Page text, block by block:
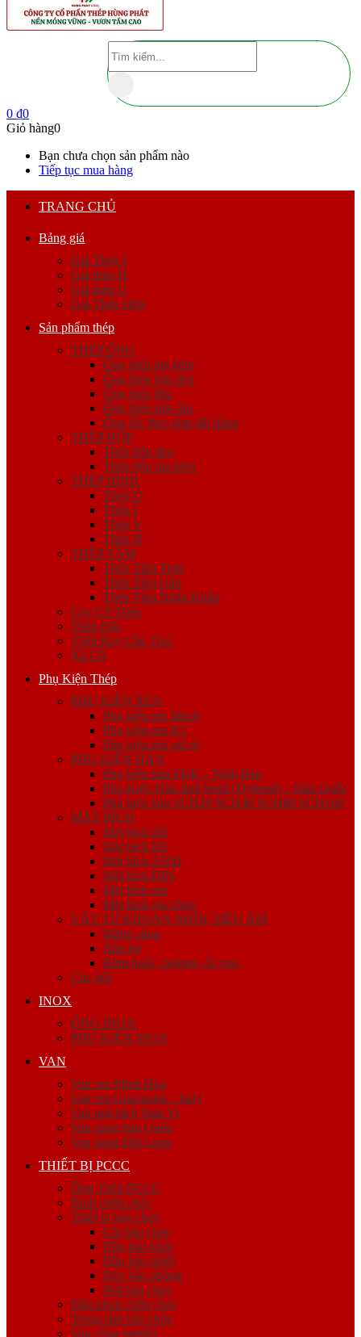
0 ₫0
Giỏ hàng0
Bạn chưa chọn sản phẩm nào
Tiếp tục mua hàng
TRANG CHỦ
Bảng giá
Giá Thép I
Giá thép H
Giá thép U
Giá Thép Hộp
Sản phẩm thép
THÉP ỐNG
Ống thép mạ kẽm
Ống thép hàn đen
Ống thép đúc
Ống thép siêu âm
Ống lốc theo đơn đặt hàng
THÉP HỘP
Thép hộp đen
Thép hộp mạ kẽm
THÉP HÌNH
Thép U
Thép I
Thép V
Thép H
THÉP TẤM
Thép Tấm Trơn
Thép Tấm Gân
Thép Tấm Nhập Khẩu
Cọc Cừ Thép
Thép Đặc
Thép Ray Cầu Trục
Xà Gồ
Phụ Kiện Thép
PHỤ KIỆN REN
Phụ kiện ren Mech
Phụ kiện ren K1
Phụ kiện ren giá rẻ
PHỤ KIỆN HÀN
Phụ kiện hàn FKK – Nhật Bản
Phụ Kiện Hàn Jinil bend (Dybend) – Hàn Quốc
Phụ kiện hàn SCH20 SCH40 SCH80 SCH160
MẶT BÍCH
Mặt bích JIS
Mặt bích BS
Mặt bích ANSI
Mặt bích DIN
Mặt bích mù
Mặt bích gia công
VẬT TƯ KHOAN NHỒI, SIÊU ÂM
Măng sông
Nắp bịt
Kẽm buộc, bulong, ốc viss
Cóc nối
INOX
ỐNG INOX
PHỤ KIỆN INOX
VAN
Van ren Minh Hòa
Van ren Giacomini – Italy
Van mặt bích Shin Yi
Van gang hàn Quốc
Van gang Đài Loan
THIẾT BỊ PCCC
Ống Thép PCCC
Bình chữa cháy
Thiết bị báo cháy
Còi báo cháy
Đầu báo khói
Đầu báo nhiệt
Đèn báo phòng
Nút báo cháy
Đầu phun chữa cháy
Trung tâm báo cháy
Van công nghiệp